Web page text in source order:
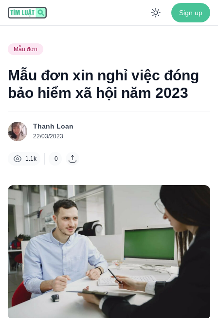
Enable
Sign up
Mẫu đơn
Mẫu đơn xin nghỉ việc đóng
bảo hiểm xã hội năm 2023
Thanh Loan
22/03/2023
1.1k 0